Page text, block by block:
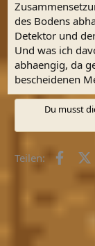
des Bodens
Detektor und
Und was ich
abhaengig, da
bescheidenen
Du musst
Teilen: